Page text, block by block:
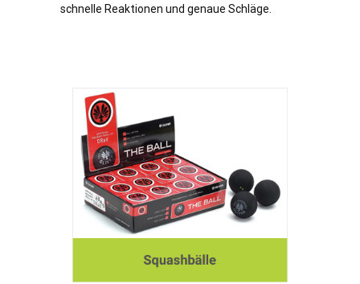
schnelle Reaktionen und genaue Schläge.